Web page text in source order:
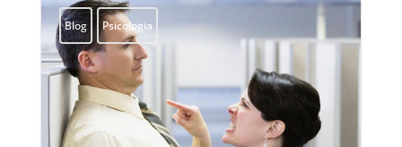
Blog Psicologia